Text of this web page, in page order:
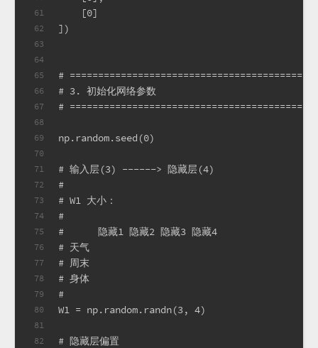
61
62
63
64
65
66
67
68
69
70
71
72
73
74
75
76
77
78
79
80
81
82
    [0]
])
#
# 3. 初始化网络参数
#
np.random.seed(0)
# 输入层(3) ------> 隐藏层(4)
#
# W1 大小：
#
#      隐藏1 隐藏2 隐藏3 隐藏4
# 天气
# 周末
# 身体
#
W1 = np.random.randn(3, 4)
# 隐藏层偏置